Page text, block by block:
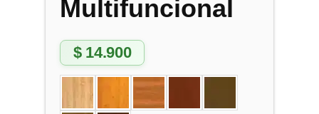
Multifuncional
$14.900